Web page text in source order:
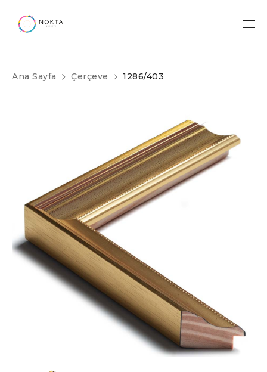
Ana Sayfa Çerçeve 1286/403